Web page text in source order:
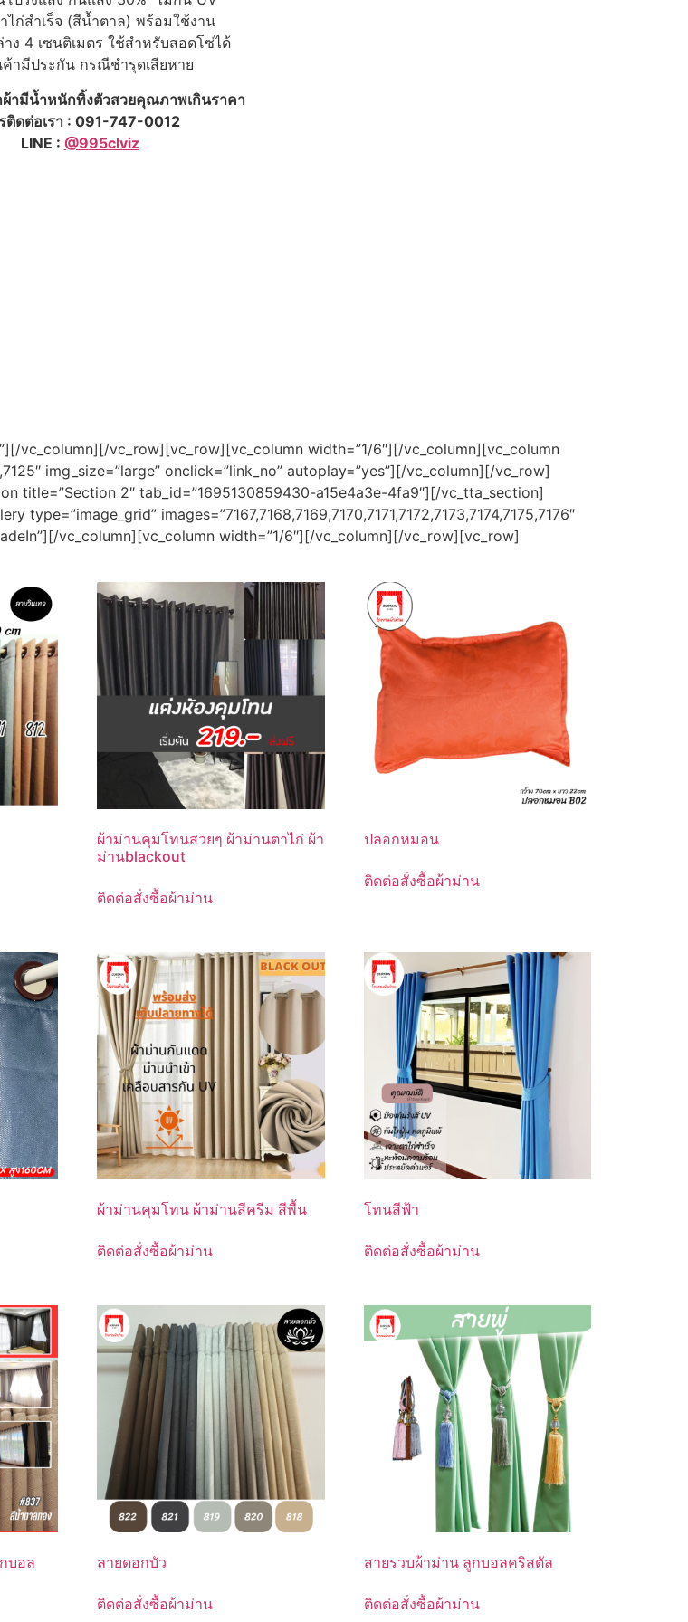
ไก่สำเร็จ (สีน้ำตาล) พร้อมใช้งาน
าง 4 เซนติเมตร ใช้สำหรับสอดโซ่ได้
ามีประกัน กรณีชำรุดเสียหาย
ามีน้ำหนักทิ้งตัวสวยคุณภาพเกินราคา
ติดต่อเรา : 091-747-0012
LINE : @995clviz
vc_column][/vc_row][vc_row][vc_column width=”1/6″][/vc_column][vc_column
img_size=”large” onclick=”link_no” autoplay=”yes”][/vc_column][/vc_row]
title=”Section 2″ tab_id=”1695130859430-a15e4a3e-4fa9″][/vc_tta_section]
images=”7167,7168,7169,7170,7171,7172,7173,7174,7175,7176″
vc_column][vc_column width=”1/6″][/vc_column][/vc_row][vc_row]
ผ้าม่านคุมโทนสวยๆ ผ้าม่านตาไก่ ผ้า
ม่านblackout
ติดต่อสั่งซื้อผ้าม่าน
ปลอกหมอน
ติดต่อสั่งซื้อผ้าม่าน
ผ้าม่านคุมโทน ผ้าม่านสีครีม สีพื้น
ติดต่อสั่งซื้อผ้าม่าน
โทนสีฟ้า
ติดต่อสั่งซื้อผ้าม่าน
บอล ลายดอกบัว
ติดต่อสั่งซื้อผ้าม่าน
สายรวบผ้าม่าน ลูกบอลคริสตัล
ติดต่อสั่งซื้อผ้าม่าน